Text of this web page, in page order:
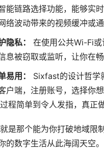
能链路选择功能，能够实
络波动带来的视频缓冲或
隐私：
在使用公共Wi-Fi
息被窃取或监听，让你在
易用：
Sixfast的设计哲学
户端，注册账号，选择你
程简单到令人发指，真正
是那个能为你打破地域限
的数字生活从此海阔天空。